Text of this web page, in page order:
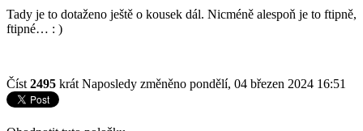
Tady je to dotaženo ještě o kousek dál. Nicméně alespoň je to ftipně,
ftipné… : )
Číst 2495 krát Naposledy změněno pondělí, 04 březen 2024 16:51